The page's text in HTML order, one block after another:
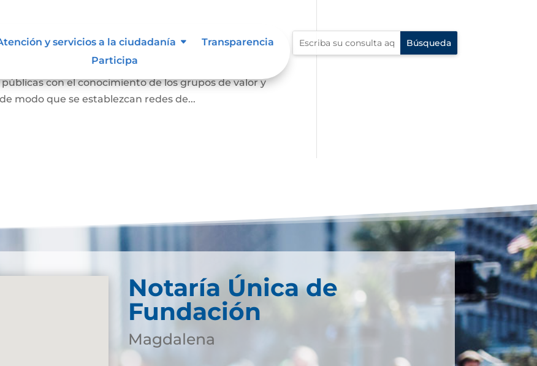
y servicios a la ciudadanía
Transparencia
Participa
abierta
como la interacción con la ciudadanía para la
con el conocimiento de los grupos de valor y
modo que se establezcan redes de...
Notaría Única de
Fundación
Magdalena